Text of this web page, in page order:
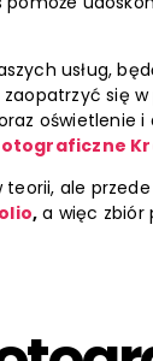
usług,
się
oświetlenie i
ale
, a więc zbiór